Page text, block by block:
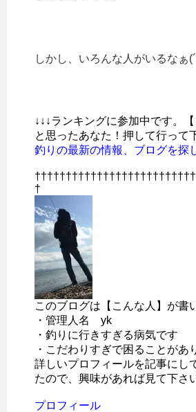
しかし、いろんな人がいるなぁ
↓↓↓ランキングに参加中です。【
と思ったあなた！押して行って
釣りの最新の情報、ブログを探
†
このブログは【こんな人】が書
・管理人名 yk
・釣りに行きすぎる病気です
・こだわりすぎで困ることがあ
詳しいプロフィールを記事にし
たので、興味があれば見て下さ
プロフィール